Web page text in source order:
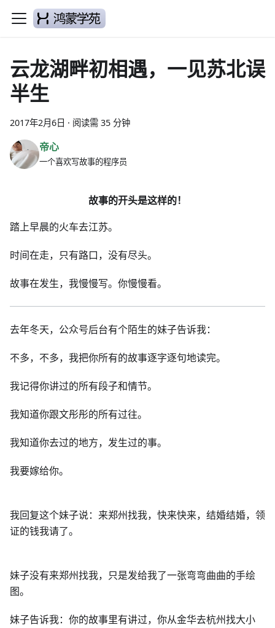
云龙湖畔初相遇，一见苏北误
半生
2017年2月6日 · 阅读需 35 分钟
帝心
一个喜欢写故事的程序员
故事的开头是这样的！
踏上早晨的火车去江苏。
时间在走，只有路口，没有尽头。
故事在发生，我慢慢写。你慢慢看。
去年冬天，公众号后台有个陌生的妹子告诉我：
不多，不多，我把你所有的故事逐字逐句地读完。
我记得你讲过的所有段子和情节。
我知道你跟文彤彤的所有过往。
我知道你去过的地方，发生过的事。
我要嫁给你。
我回复这个妹子说：来郑州找我，快来快来，结婚结婚，领
证的钱我请了。
妹子没有来郑州找我，只是发给我了一张弯弯曲曲的手绘
图。
妹子告诉我：你的故事里有讲过，你从金华去杭州找大小